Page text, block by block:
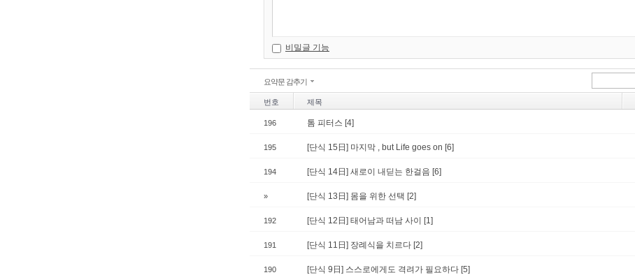
비밀글 기능
요약문 감추기
번호 제목
196 톰 피터스 [4]
195 [단식 15日] 마지막 , but Life goes on [6]
194 [단식 14日] 새로이 내딛는 한걸음 [6]
» [단식 13日] 몸을 위한 선택 [2]
192 [단식 12日] 태어남과 떠남 사이 [1]
191 [단식 11日] 장례식을 치르다 [2]
190 [단식 9日] 스스로에게도 격려가 필요하다 [5]